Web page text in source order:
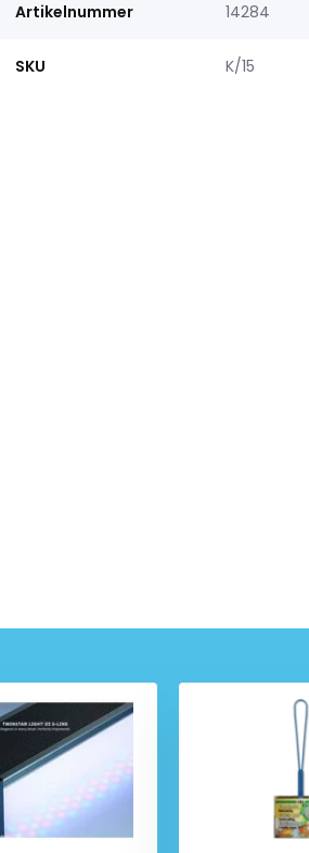
Artikelnummer 14284
SKU K/15